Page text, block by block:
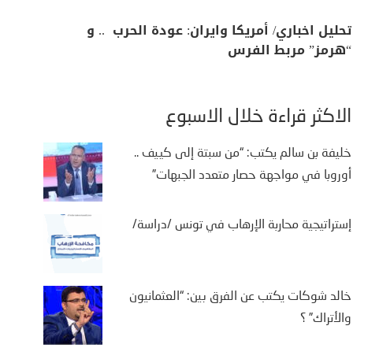
تحليل اخباري/ أمريكا وايران: عودة الحرب .. و
“هرمز” مربط الفرس
الأكثر قراءة خلال الأسبوع
خليفة بن سالم يكتب: “من سبتة إلى كييف ..
أوروبا في مواجهة حصار متعدد الجبهات”
إستراتيجية محاربة الإرهاب في تونس /دراسة/
خالد شوكات يكتب عن الفرق بين: “العثمانيون
والأتراك” ؟